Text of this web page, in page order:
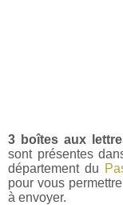
3 boîtes aux
sont présentes
département du
pour vous
à envoyer.